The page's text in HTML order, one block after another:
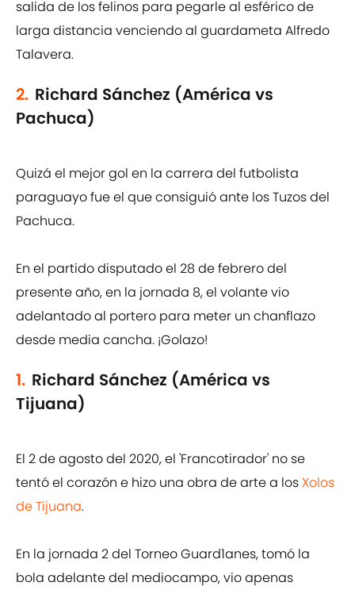
salida de los felinos para pegarle al esférico de
larga distancia venciendo al guardameta Alfredo
Talavera.
2. Richard Sánchez (América vs
Pachuca)
Quizá el mejor gol en la carrera del futbolista
paraguayo fue el que consiguió ante los Tuzos del
Pachuca.
En el partido disputado el 28 de febrero del
presente año, en la jornada 8, el volante vio
adelantado al portero para meter un chanflazo
desde media cancha. ¡Golazo!
1. Richard Sánchez (América vs
Tijuana)
El 2 de agosto del 2020, el 'Francotirador' no se
tentó el corazón e hizo una obra de arte a losXolos
de Tijuana.
En la jornada 2 del Torneo Guard1anes, tomó la
bola adelante del mediocampo, vio apenas